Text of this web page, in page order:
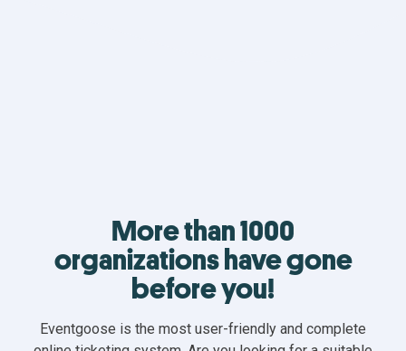
More than 1000
organizations have gone
before you!
Eventgoose is the most user-friendly and complete